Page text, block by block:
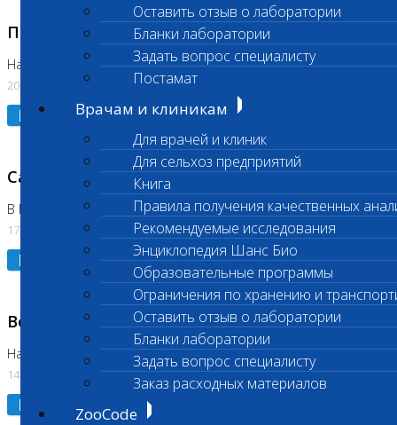
Оставить отзыв о лаборатории
Бланки лаборатории
Задать вопрос специалисту
Постамат
Врачам и клиникам
Для врачей и клиник
Для сельхоз предприятий
Книга
Правила получения качественных
Рекомендуемые исследования
Энциклопедия Шанс Био
Образовательные программы
Ограничения по хранению и
Оставить отзыв о лаборатории
Бланки лаборатории
Задать вопрос специалисту
Заказ расходных материалов
ZooCode
Приостановлено выполнение исследования
На Нагорной
20.07.2026
Подробнее
Санитарный день
В Бутово
17.07.2026
Подробнее
Возобновлено выполнение исследования
На Нагорной (Код 961, 962)
14.07.2026
Подробнее